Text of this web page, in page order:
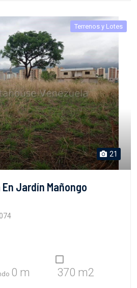
Terrenos y Lotes
21
Jardín Mañongo
0 m 370 m2